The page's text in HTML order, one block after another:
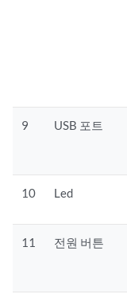
9 USB 포트
10 Led
11 전원 버튼